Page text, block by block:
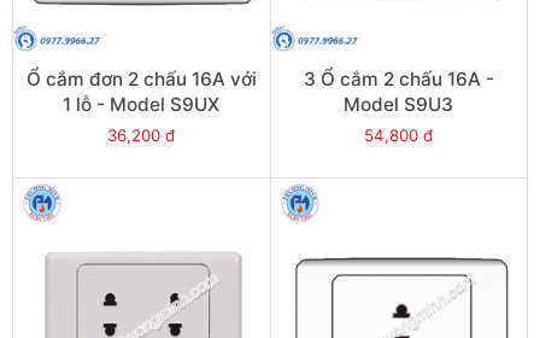
Ổ cắm đơn 2 chấu 16A với
1 lỗ - Model S9UX
36,200 đ
3 Ổ cắm 2 chấu 16A -
Model S9U3
54,800 đ